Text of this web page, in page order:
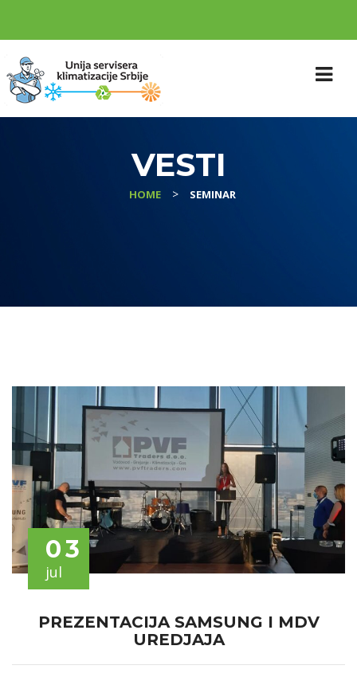
VESTI
HOME > SEMINAR
03
jul
PREZENTACIJA SAMSUNG I MDV
UREDJAJA